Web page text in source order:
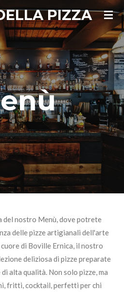
PIZZA
del nostro Menù, dove potrete
delle pizze artigianali dell'arte
di Boville Ernica, il nostro
deliziosa di pizze preparate
alta qualità. Non solo pizze, ma
fritti, cocktail, perfetti per chi